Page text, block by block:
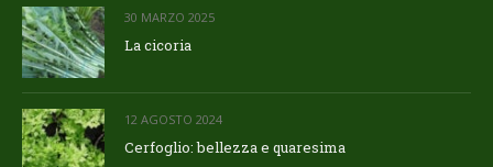
30 MARZO 2025
La cicoria
12 AGOSTO 2024
Cerfoglio: bellezza e quaresima